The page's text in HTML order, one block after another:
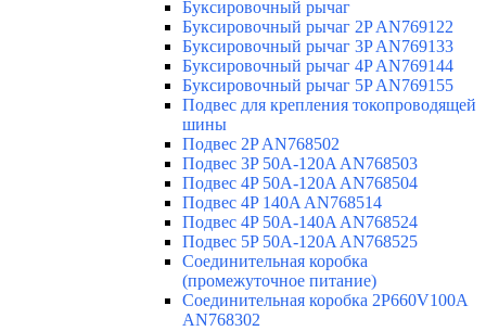
Буксировочный рычаг
Буксировочный рычаг 2P AN769122
Буксировочный рычаг 3P AN769133
Буксировочный рычаг 4P AN769144
Буксировочный рычаг 5P AN769155
Подвес для крепления токопроводящей
шины
Подвес 2P AN768502
Подвес 3P 50A-120A AN768503
Подвес 4P 50A-120A AN768504
Подвес 4P 140A AN768514
Подвес 4P 50A-140A AN768524
Подвес 5P 50A-120A AN768525
Соединительная коробка
(промежуточное питание)
Соединительная коробка 2P660V100A
AN768302